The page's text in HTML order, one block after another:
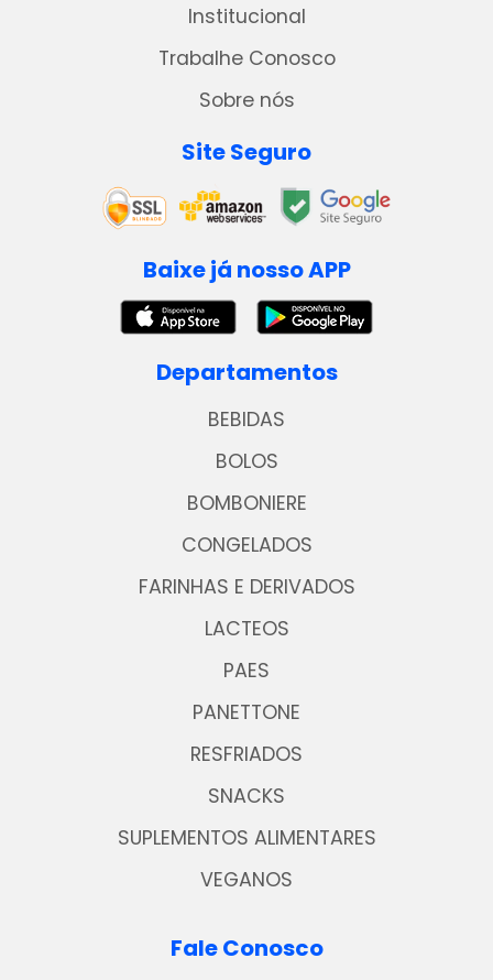
Institucional
Trabalhe Conosco
Sobre nós
Site Seguro
Baixe já nosso APP
Departamentos
BEBIDAS
BOLOS
BOMBONIERE
CONGELADOS
FARINHAS E DERIVADOS
LACTEOS
PAES
PANETTONE
RESFRIADOS
SNACKS
SUPLEMENTOS ALIMENTARES
VEGANOS
Fale Conosco